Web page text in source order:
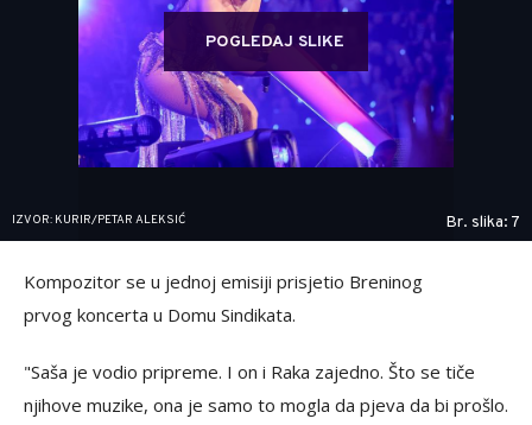
POGLEDAJ SLIKE
IZVOR: KURIR/PETAR ALEKSIĆ Br. slika: 7
Kompozitor se u jednoj emisiji prisjetio Breninog
prvog koncerta u Domu Sindikata.
"Saša je vodio pripreme. I on i Raka zajedno. Što se tiče
njihove muzike, ona je samo to mogla da pjeva da bi prošlo.